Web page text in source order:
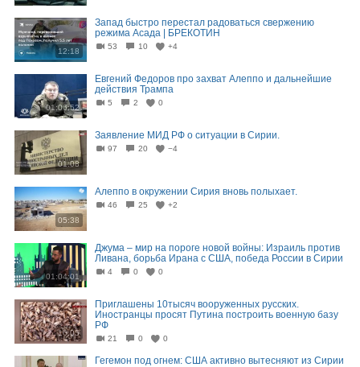
12:18
Запад быстро перестал радоваться свержению
режима Асада | БРЕКОТИН
53 10 +4
01:06:52
Евгений Федоров про захват Алеппо и дальнейшие
действия Трампа
5 2 0
01:08
Заявление МИД РФ о ситуации в Сирии.
97 20 −4
05:38
Алеппо в окружении Сирия вновь полыхает.
46 25 +2
01:04:01
Джума – мир на пороге новой войны: Израиль против
Ливана, борьба Ирана с США, победа России в Сирии
4 0 0
16:05
Приглашены 10тысяч вооруженных русских.
Иностранцы просят Путина построить военную базу
РФ
21 0 0
Гегемон под огнем: США активно вытесняют из Сирии